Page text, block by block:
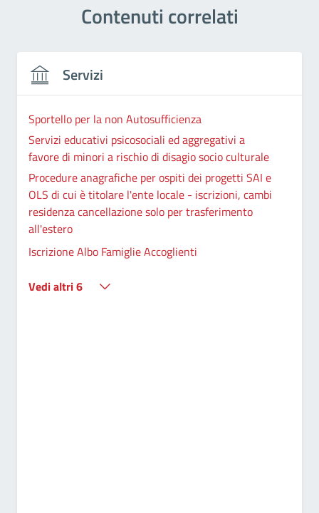
Contenuti correlati
Servizi
Sportello per la non Autosufficienza
Servizi educativi psicosociali ed aggregativi a
favore di minori a rischio di disagio socio culturale
Procedure anagrafiche per ospiti dei progetti SAI e
OLS di cui è titolare l'ente locale - iscrizioni, cambi
residenza cancellazione solo per trasferimento
all'estero
Iscrizione Albo Famiglie Accoglienti
Vedi altri 6